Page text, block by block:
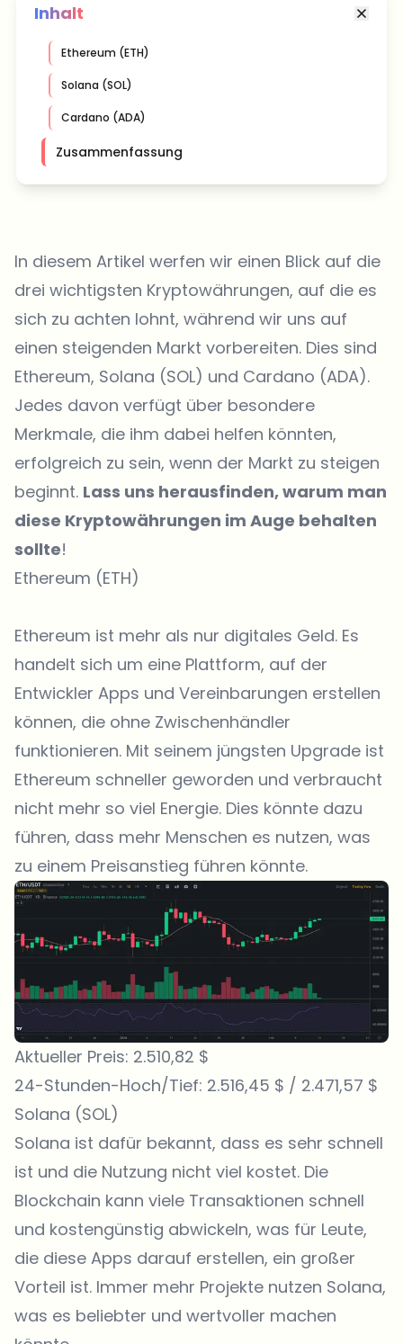
Inhalt
Ethereum (ETH)
Solana (SOL)
Cardano (ADA)
Zusammenfassung
In diesem Artikel werfen wir einen Blick auf die
drei wichtigsten Kryptowährungen, auf die es
sich zu achten lohnt, während wir uns auf
einen steigenden Markt vorbereiten. Dies sind
Ethereum, Solana (SOL) und Cardano (ADA).
Jedes davon verfügt über besondere
Merkmale, die ihm dabei helfen könnten,
erfolgreich zu sein, wenn der Markt zu steigen
beginnt. Lass uns herausfinden, warum man
diese Kryptowährungen im Auge behalten
sollte!
Ethereum (ETH)
Ethereum ist mehr als nur digitales Geld. Es
handelt sich um eine Plattform, auf der
Entwickler Apps und Vereinbarungen erstellen
können, die ohne Zwischenhändler
funktionieren. Mit seinem jüngsten Upgrade ist
Ethereum schneller geworden und verbraucht
nicht mehr so ​​viel Energie. Dies könnte dazu
führen, dass mehr Menschen es nutzen, was
zu einem Preisanstieg führen könnte.
Aktueller Preis: 2.510,82 $
24-Stunden-Hoch/Tief: 2.516,45 $ / 2.471,57 $
Solana (SOL)
Solana ist dafür bekannt, dass es sehr schnell
ist und die Nutzung nicht viel kostet. Die
Blockchain kann viele Transaktionen schnell
und kostengünstig abwickeln, was für Leute,
die diese Apps darauf erstellen, ein großer
Vorteil ist. Immer mehr Projekte nutzen Solana,
was es beliebter und wertvoller machen